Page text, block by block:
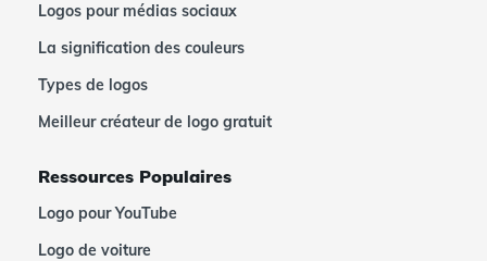
Logos pour médias sociaux
La signification des couleurs
Types de logos
Meilleur créateur de logo gratuit
Ressources Populaires
Logo pour YouTube
Logo de voiture